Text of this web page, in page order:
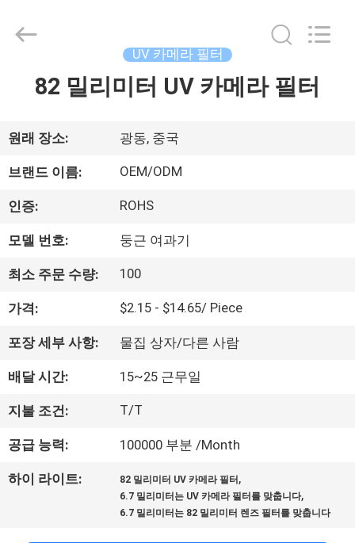
제
품
우
대
하
여
공
장
행
2026
UV 카메라 필터
82 밀리미터 UV 카메라 필터
원래 장소: 광동, 중국
브랜드 이름: OEM/ODM
인증: ROHS
모델 번호: 둥근 여과기
최소 주문 수량: 100
가격: $2.15 - $14.65/ Piece
포장 세부 사항: 물집 상자/다른 사람
배달 시간: 15~25 근무일
지불 조건: T/T
공급 능력: 100000 부분 /Month
하이 라이트: 82 밀리미터 UV 카메라 필터 ,
6.7 밀리미터는 UV 카메라 필터를 맞춥니다,
6.7 밀리미터는 82 밀리미터 렌즈 필터를 맞춥니다